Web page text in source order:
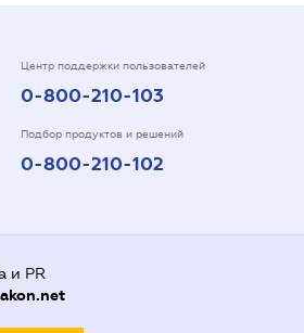
Центр поддержки пользователей
0-800-210-103
Подбор продуктов и решений
0-800-210-102
и PR